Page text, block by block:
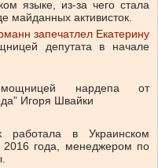
языке, из-за чего стала
майданных активисток.
запечатлел Екатерину
депутата в начале
работала в Украинском
2016 года, менеджером по